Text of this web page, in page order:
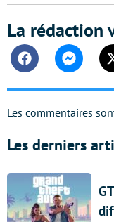
La rédaction
Facebook
Les commentaires
Les derniers